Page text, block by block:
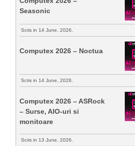
Seasonic
Scris in 14 June, 2026.
Computex 2026 – Noctua
Scris in 14 June, 2026.
Computex 2026 – ASRock
– Surse, AIO-uri si
monitoare
Scris in 13 June, 2026.